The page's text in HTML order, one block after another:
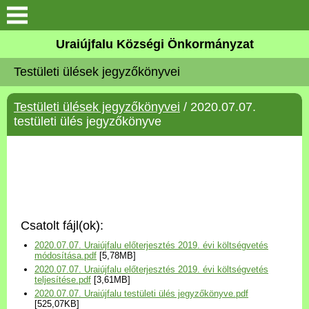
Köszöntő
Elérhetőségek
Uraiújfalu
Választási információk
Versenyképes Járások
Program
Uraiújfalu Községi Önkormányzat
Testületi ülések jegyzőkönyvei
Testületi ülések jegyzőkönyvei / 2020.07.07.
testületi ülés jegyzőkönyve
Csatolt fájl(ok):
2020.07.07. Uraiújfalu előterjesztés 2019. évi költségvetés
módosítása.pdf [5,78MB]
2020.07.07. Uraiújfalu előterjesztés 2019. évi költségvetés
teljesítése.pdf [3,61MB]
2020.07.07. Uraiújfalu testületi ülés jegyzőkönyve.pdf
[525,07KB]